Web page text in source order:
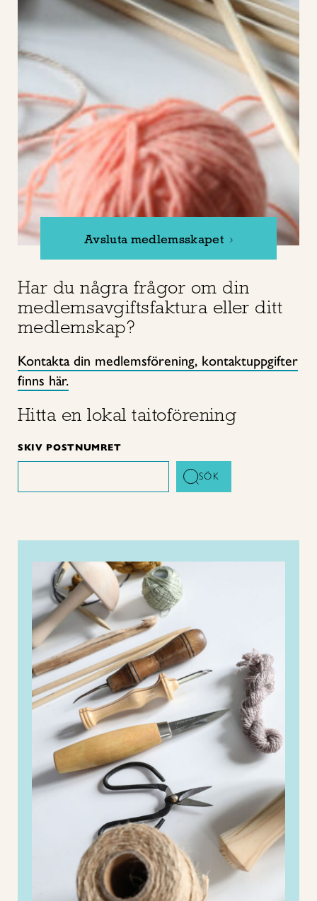
Avsluta medlemsskapet
Har du några frågor om din
medlemsavgiftsfaktura eller ditt
medlemskap?
Kontakta din medlemsförening, kontaktuppgifter
finns här.
Hitta en lokal taitoförening
SKIV POSTNUMRET
SÖK